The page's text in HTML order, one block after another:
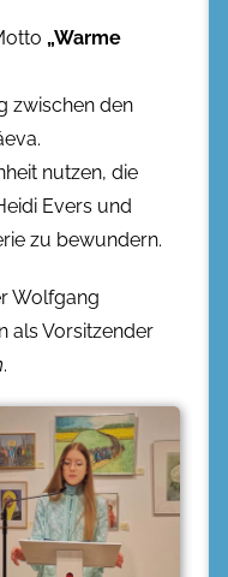
„Warme
zwischen den
nutzen, die
Evers und
zu bewundern.
Wolfgang
als Vorsitzender
.